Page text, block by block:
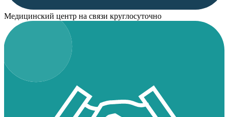
Медицинский центр на связи круглосуточно